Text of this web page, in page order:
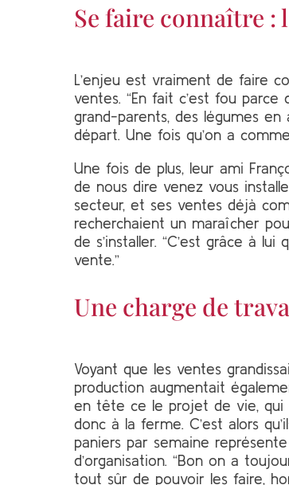
Se faire connaître :
L’enjeu est vraiment de faire
ventes. “En fait c’est fou
grand-parents, des légumes
départ. Une fois qu’on a
Une fois de plus, leur ami
de nous dire venez vous
secteur, et ses ventes déjà
recherchaient un maraîcher
de s’installer. “C’est grâce à
vente.”
Une charge de
Voyant que les ventes
production augmentait
en tête ce le projet de vie, qui
donc à la ferme. C’est alors
paniers par semaine
d’organisation. “Bon on a
tout sûr de pouvoir les faire,